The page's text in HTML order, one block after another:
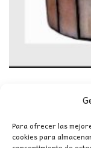
Para ofrecer las
cookies para